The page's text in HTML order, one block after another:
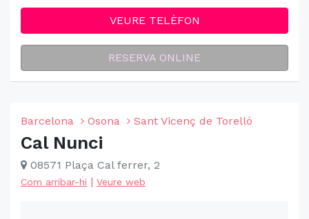
VEURE TELÈFON
RESERVA ONLINE
Barcelona Osona Sant Vicenç de Torelló
Cal Nunci
08571 Plaça Cal ferrer, 2
Com arribar-hi | Veure web